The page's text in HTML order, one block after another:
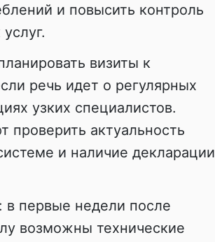
и повысить контроль
визиты к
речь идет о регулярных
узких специалистов.
актуальность
и наличие декларации
первые недели после
возможны технические